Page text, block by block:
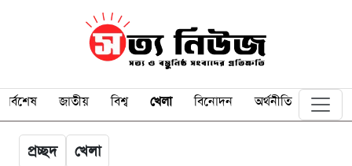
সর্বশেষ জাতীয় বিশ্ব খেলা বিনোদন অর্থনীতি
প্রচ্ছদ খেলা